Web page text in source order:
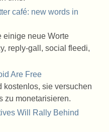
café: new words in
einige neue Worte
reply-gall, social fleedi,
Are Free
kostenlos, sie versuchen
zu monetarisieren.
Will Rally Behind